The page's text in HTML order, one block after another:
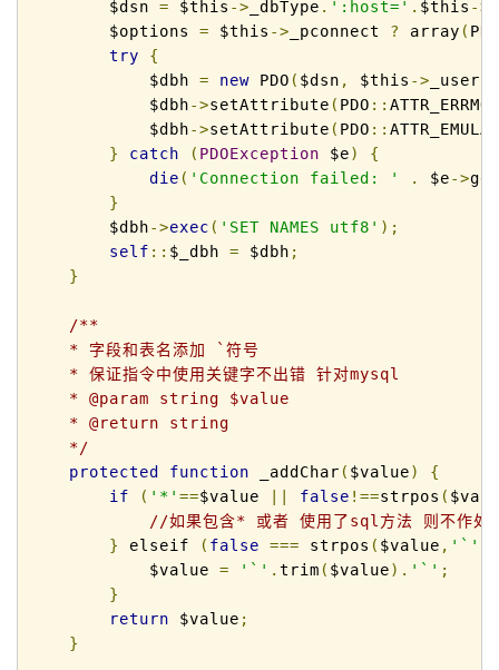
$dsn = $this -> _dbType . ':host=' . $this ->
$options = $this -> _pconnect ? array ( PDO
try
{
$dbh = new PDO ( $dsn , $this -> _user
$dbh->setAttribute ( PDO ::
$dbh->setAttribute ( PDO ::
}
catch ( PDOException $e)
{
die ( 'Connection failed: ' . $e->
}
$dbh->exec ( 'SET NAMES utf8' );
self :: $_dbh = $dbh ;
}
/**
* 字段和表名添加 `符号
* 保证指令中使用关键字不出错 针对mysql
* @param string $value
* @return string
*/
protected
function _addChar ( $value)
{
if
( '*' ==$value || false !==strpos (
//如果包含* 或者 使用了sql方法 则不作
} elseif ( false === strpos ( $value , '`'
$value = '`' . trim ( $value). '`' ;
}
return $value ;
}